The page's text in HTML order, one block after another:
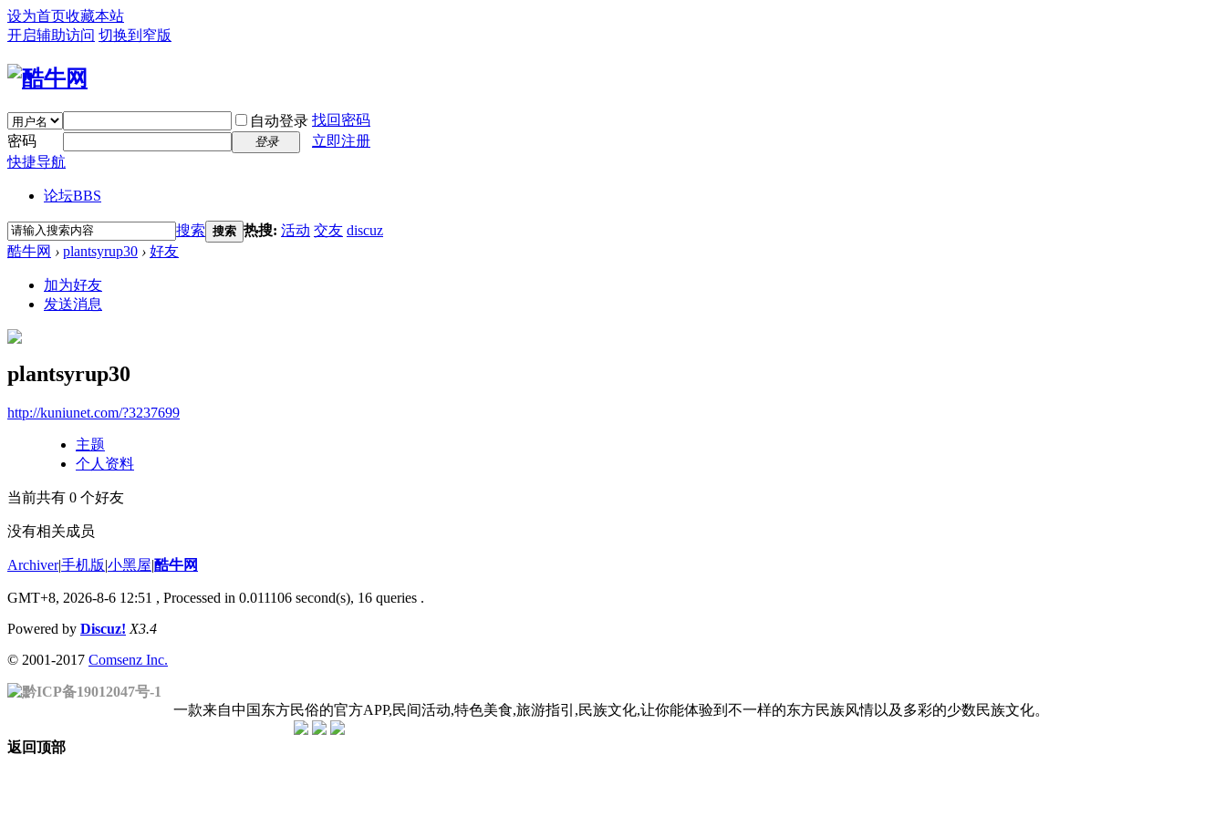
设为首页收藏本站
开启辅助访问 切换到窄版
自动登录 找回密码
密码
登录
立即注册
快捷导航
论坛BBS
搜索 搜索 热搜: 活动 交友 discuz
酷牛网 › plantsyrup30 › 好友
加为好友
发送消息
plantsyrup30
http://kuniunet.com/?3237699
主题
个人资料
当前共有 0 个好友
没有相关成员
Archiver|手机版|小黑屋|酷牛网
GMT+8, 2026-8-6 12:51 , Processed in 0.011106 second(s), 16 queries .
Powered by Discuz! X3.4
© 2001-2017 Comsenz Inc.
黔ICP备19012047号-1
一款来自中国东方民俗的官方APP,民间活动,特色美食,旅游指引,民族文化,让你能体验到不一样的东方民族风情以及多彩的少数民族文化。
返回顶部